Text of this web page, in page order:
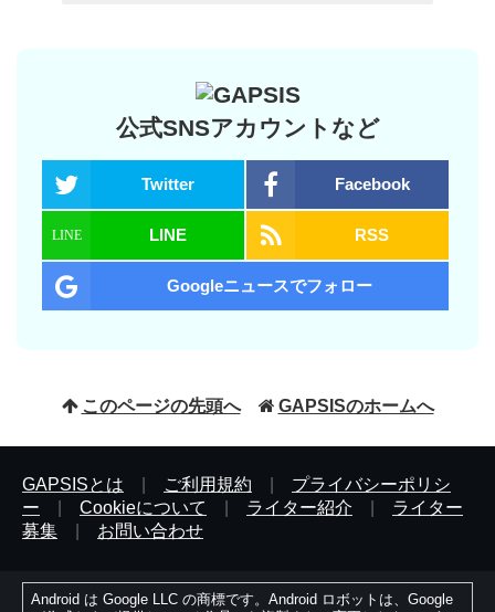
公式SNSアカウントなど
Twitter Facebook
LINE RSS
Googleニュースでフォロー
このページの先頭へ GAPSISのホームへ
GAPSISとは ご利用規約
プライバシーポリシ
ー
Cookieについて ライター紹介
ライター
募集
お問い合わせ
Android は Google LLC の商標です。Android ロボットは、Google